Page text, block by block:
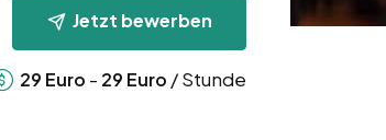
Jetzt bewerben
29 Euro - 29 Euro / Stunde